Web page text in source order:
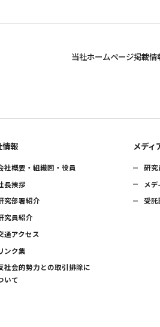
当社ホームページ掲載情
情報
社概要・組織図・役員
長挨拶
究部署紹介
究員紹介
通アクセス
ンク集
社会的勢力との取引排除に
いて
メディ
研究
メ
受託